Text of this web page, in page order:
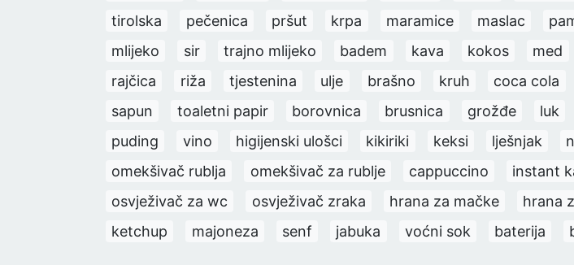
tirolska
pečenica pršut krpa maramice maslac
mlijeko
sir trajno mlijeko badem kava kokos med
rajčica
riža tjestenina ulje brašno kruh coca cola
sapun
toaletni papir borovnica brusnica grožđe luk
puding
vino higijenski ulošci kikiriki keksi lješnjak
omekšivač rublja
omekšivač za rublje cappuccino instant
osvježivač za wc
osvježivač zraka hrana za mačke hrana
ketchup
majoneza senf jabuka voćni sok baterija